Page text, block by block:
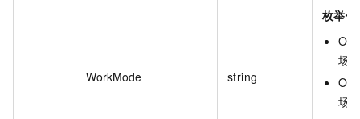
WorkMode string
枚举值
场
场